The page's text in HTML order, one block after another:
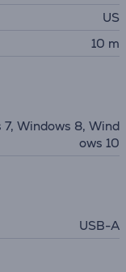
US
10 m
7, Windows 8, Wind
ows 10
USB-A